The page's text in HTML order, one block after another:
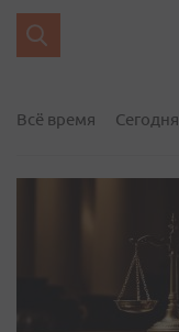
Всё время Сегодня